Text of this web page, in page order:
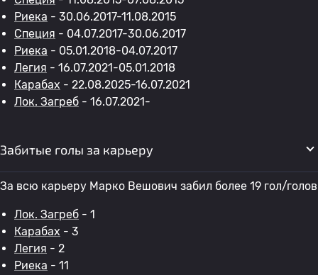
Риека - 30.06.2017-11.08.2015
Специя - 04.07.2017-30.06.2017
Риека - 05.01.2018-04.07.2017
Легия - 16.07.2021-05.01.2018
Карабах - 22.08.2025-16.07.2021
Лок. Загреб - 16.07.2021-
Забитые голы за карьеру
За всю карьеру Марко Вешович забил более 19 гол/голов
Лок. Загреб - 1
Карабах - 3
Легия - 2
Риека - 11